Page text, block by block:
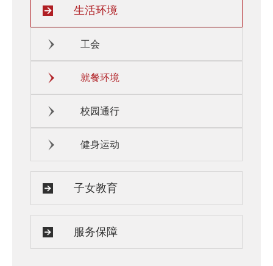
生活环境
工会
就餐环境
校园通行
健身运动
子女教育
服务保障